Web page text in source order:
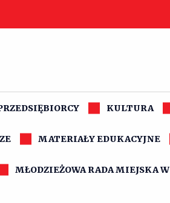
KULTURA
MATERIAŁY EDUKACYJNE
MŁODZIEŻOWA RADA MIEJSKA